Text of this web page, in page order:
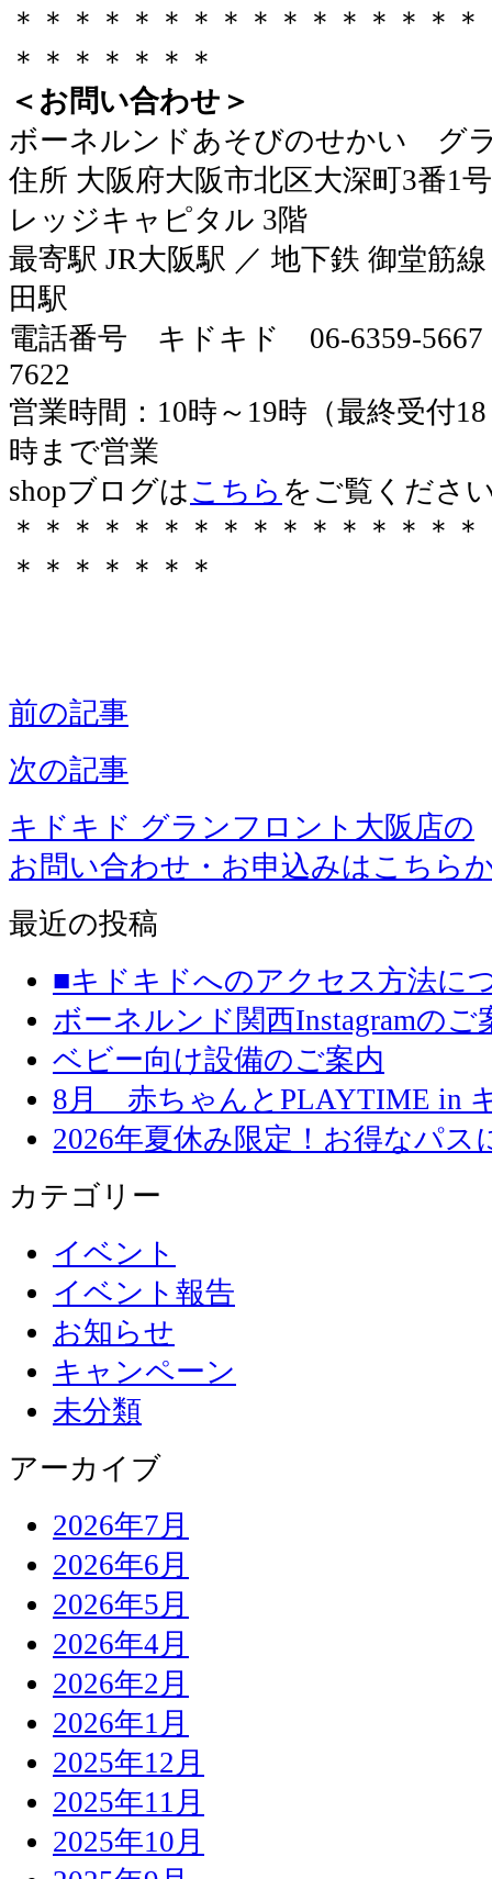
＊＊＊＊＊＊＊＊＊＊＊＊＊＊＊
＊＊＊＊＊＊＊
＜お問い合わせ＞
ボーネルンドあそびのせかい グ
住所 大阪府大阪市北区大深町3番1
レッジキャピタル 3階
最寄駅 JR大阪駅 ／ 地下鉄 御堂筋
田駅
電話番号 キドキド 06-6359-
7622
営業時間：10時～19時（最終受付
時まで営業
shopブログは こちら をご覧くださ
＊＊＊＊＊＊＊＊＊＊＊＊＊＊＊
＊＊＊＊＊＊＊
前の記事
次の記事
キドキド グランフロント大阪店の
お問い合わせ・お申込みはこちら
最近の投稿
■キドキドへのアクセス方法に
ボーネルンド関西Instagramのご
ベビー向け設備のご案内
8月 赤ちゃんとPLAYTIME in
2026年夏休み限定！お得なパス
カテゴリー
イベント
イベント報告
お知らせ
キャンペーン
未分類
アーカイブ
2026年7月
2026年6月
2026年5月
2026年4月
2026年2月
2026年1月
2025年12月
2025年11月
2025年10月